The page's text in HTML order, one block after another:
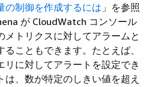
の制御を作成するには 」を参照
が CloudWatch コンソール
メトリクスに対してアラームと
こともできます。たとえば、
リに対してアラートを設定でき
は、数が特定のしきい値を超え